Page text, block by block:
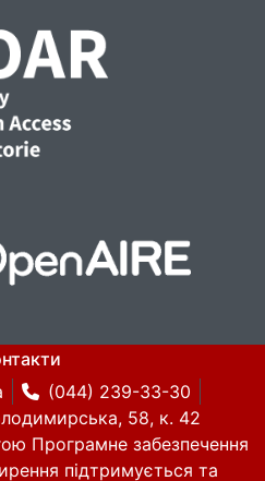
(044) 239-33-30
58, к. 42
Програмне забезпечення
підтримується та